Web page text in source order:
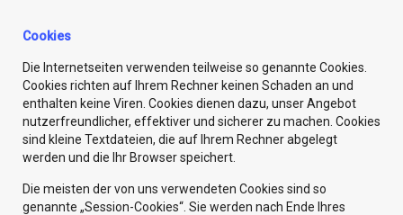
Cookies
Die Internetseiten verwenden teilweise so genannte Cookies.
Cookies richten auf Ihrem Rechner keinen Schaden an und
enthalten keine Viren. Cookies dienen dazu, unser Angebot
nutzerfreundlicher, effektiver und sicherer zu machen. Cookies
sind kleine Textdateien, die auf Ihrem Rechner abgelegt
werden und die Ihr Browser speichert.
Die meisten der von uns verwendeten Cookies sind so
genannte „Session-Cookies“. Sie werden nach Ende Ihres